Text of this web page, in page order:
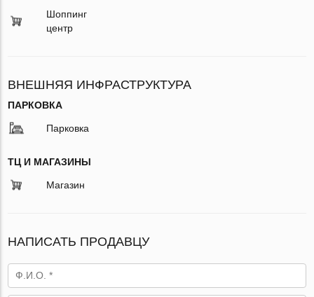
Шоппинг
центр
ВНЕШНЯЯ ИНФРАСТРУКТУРА
ПАРКОВКА
Парковка
ТЦ И МАГАЗИНЫ
Магазин
НАПИСАТЬ ПРОДАВЦУ